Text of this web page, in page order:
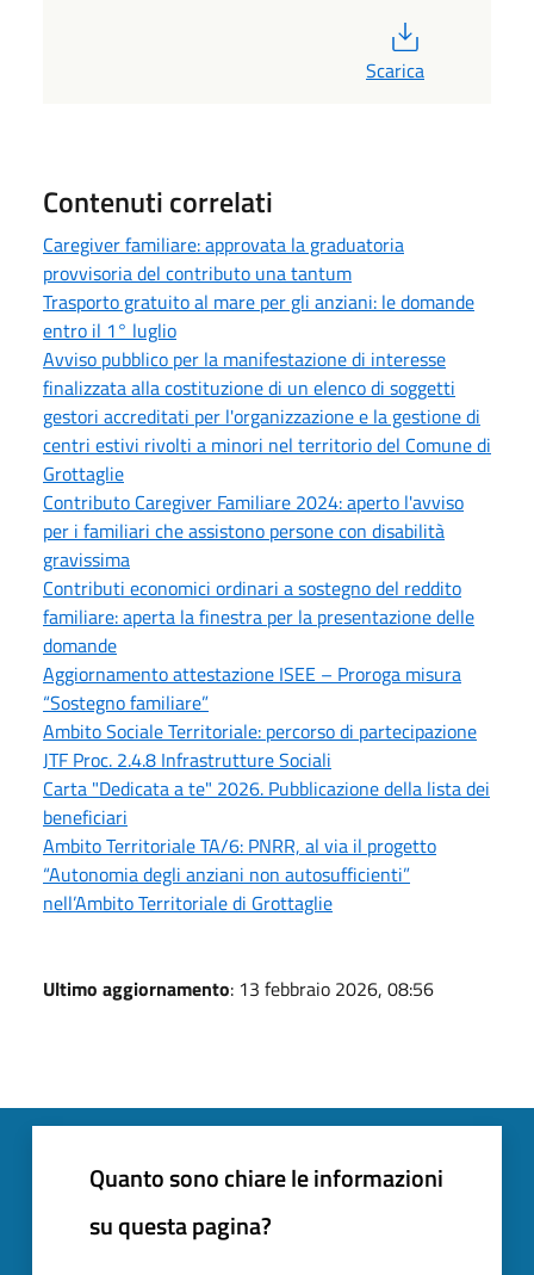
Scarica
Contenuti correlati
Caregiver familiare: approvata la graduatoria
provvisoria del contributo una tantum
Trasporto gratuito al mare per gli anziani: le domande
entro il 1° luglio
Avviso pubblico per la manifestazione di interesse
finalizzata alla costituzione di un elenco di soggetti
gestori accreditati per l'organizzazione e la gestione di
centri estivi rivolti a minori nel territorio del Comune di
Grottaglie
Contributo Caregiver Familiare 2024: aperto l'avviso
per i familiari che assistono persone con disabilità
gravissima
Contributi economici ordinari a sostegno del reddito
familiare: aperta la finestra per la presentazione delle
domande
Aggiornamento attestazione ISEE – Proroga misura
“Sostegno familiare”
Ambito Sociale Territoriale: percorso di partecipazione
JTF Proc. 2.4.8 Infrastrutture Sociali
Carta "Dedicata a te" 2026. Pubblicazione della lista dei
beneficiari
Ambito Territoriale TA/6: PNRR, al via il progetto
“Autonomia degli anziani non autosufficienti”
nell’Ambito Territoriale di Grottaglie
Ultimo aggiornamento: 13 febbraio 2026, 08:56
Quanto sono chiare le informazioni
su questa pagina?